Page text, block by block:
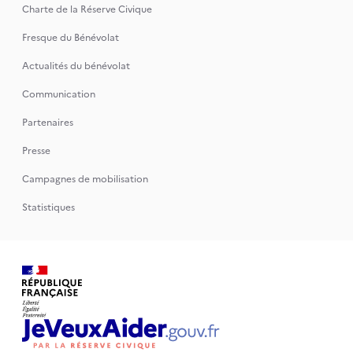
Charte de la Réserve Civique
Fresque du Bénévolat
Actualités du bénévolat
Communication
Partenaires
Presse
Campagnes de mobilisation
Statistiques